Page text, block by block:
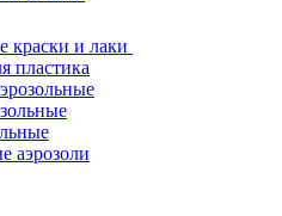
краски и лаки
пластика
аэрозоли